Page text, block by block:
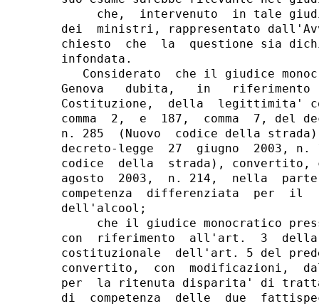
che,  intervenuto  in tale
dei  ministri, rappresentato
chiesto  che  la  questione sia
infondata.
Considerato  che il giudice
Genova   dubita,   in
Costituzione,  della  legittimita'
comma  2,  e  187,  comma  7, del
n. 285  (Nuovo  codice della
decreto-legge  27  giugno  2003,
codice  della  strada), convertito,
agosto  2003,  n. 214,  nella  parte
competenza  differenziata  per  il
dell'alcool;
che il giudice monocratico
con  riferimento  all'art.  3
costituzionale  dell'art. 5 del
convertito,  con  modificazioni,
per  la ritenuta disparita' di
di  competenza  delle  due